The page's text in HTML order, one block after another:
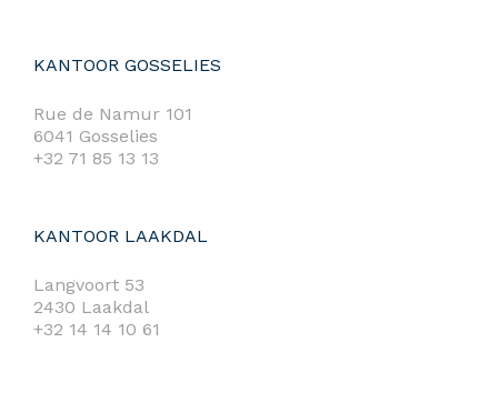
KANTOOR GOSSELIES
Rue de Namur 101
6041 Gosselies
+32 71 85 13 13
KANTOOR LAAKDAL
Langvoort 53
2430 Laakdal
+32 14 14 10 61